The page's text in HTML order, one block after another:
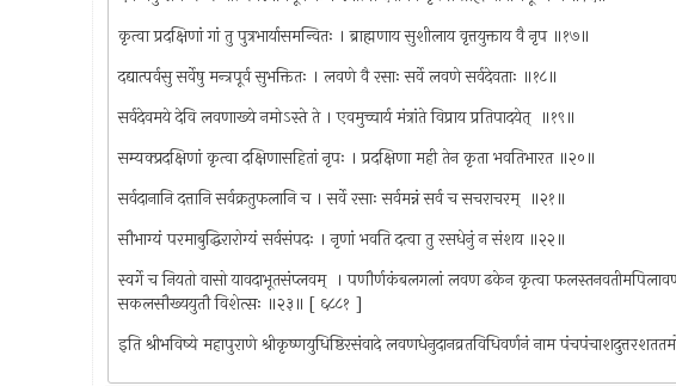
कृत्वा प्रदक्षिणां गां तु पुत्रभार्यासमन्वितः । ब्राह्मणाय सुशीलाय वृत्तयुक्ताय वै नृप ॥१७॥
दद्यात्पर्वसु सर्वेषु मन्त्रपूर्व सुभक्तितः । लवणे वै रसाः सर्वे लवणे सर्वदेवताः ॥१८॥
सर्वदेवमये देवि लवणाख्ये नमोऽस्ते ते । एवमुच्चार्य मंत्रांते विप्राय प्रतिपादयेत् ‍ ॥१९॥
सम्यक्प्रदक्षिणां कृत्वा दक्षिणासहितां नृपः । प्रदक्षिणा मही तेन कृता भवतिभारत ॥२०॥
सर्वदानानि दत्तानि सर्वक्रतुफलानि च । सर्वे रसाः सर्वमन्नं सर्व च सचराचरम् ‍ ॥२१॥
सौभाग्यं परमाबुद्धिरारोग्यं सर्वसंपदः । नृणां भवति दत्वा तु रसधेनुं न संशय ॥२२॥
स्वर्गे च नियतो वासो यावदाभूतसंप्लवम् ‍ । पणौर्णकंबलगलां लवण ढकेन कृत्वा
सकलसौख्ययुतौ विशेत्सः ॥२३॥ [ ६८८१ ]
इति श्रीभविष्ये महापुराणे श्रीकृष्णयुधिष्ठिरसंवादे लवणधेनुदानव्रतविधिवर्णनं नाम